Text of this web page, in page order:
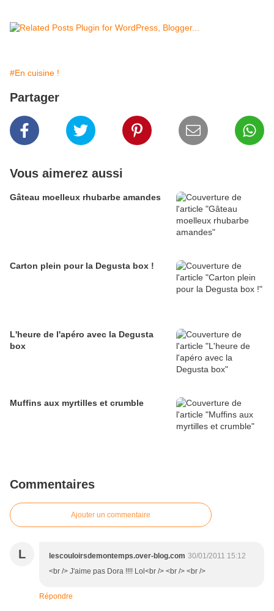
#En cuisine !
Partager
Vous aimerez aussi
Gâteau moelleux rhubarbe amandes
Carton plein pour la Degusta box !
L'heure de l'apéro avec la Degusta
box
Muffins aux myrtilles et crumble
Commentaires
Ajouter un commentaire
L lescouloirsdemontemps.over-blog.com 30/01/2011 15:12
<br /> J'aime pas Dora !!!! Lol<br /> <br /> <br />
Répondre